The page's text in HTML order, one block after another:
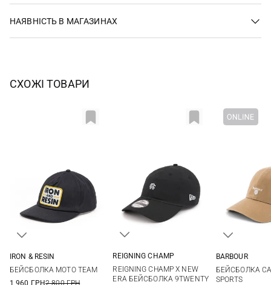
НАЯВНІСТЬ В МАГАЗИНАХ
СХОЖІ ТОВАРИ
IRON & RESIN
БЕЙСБОЛКА MOTO TEAM
1 960 ГРН2 800 ГРН
REIGNING CHAMP
REIGNING CHAMP X NEW
ERA БЕЙСБОЛКА 9TWENTY
BARBOUR
БЕЙСБОЛКА
SPORTS